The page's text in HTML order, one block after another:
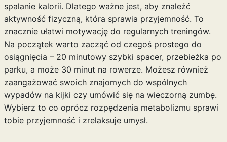
spalanie kalorii. Dlatego ważne jest, aby znaleźć
aktywność fizyczną, która sprawia przyjemność. To
znacznie ułatwi motywację do regularnych treningów.
Na początek warto zacząć od czegoś prostego do
osiągnięcia – 20 minutowy szybki spacer, przebieżka po
parku, a może 30 minut na rowerze. Możesz również
zaangażować swoich znajomych do wspólnych
wypadów na kijki czy umówić się na wieczorną zumbę.
Wybierz to co oprócz rozpędzenia metabolizmu sprawi
tobie przyjemność i zrelaksuje umysł.